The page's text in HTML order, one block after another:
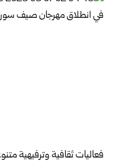
فعاليات ثقافية وترفيهية